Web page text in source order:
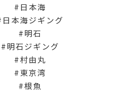
日本海
日本海ジギング
明石
明石ジギング
村由丸
東京湾
根魚